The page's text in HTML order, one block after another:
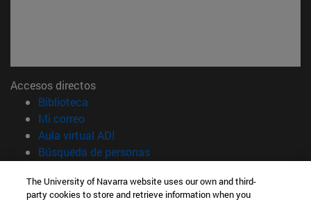
Accesos directos
Biblioteca
Mi correo(abre en nueva ventana)
Aula virtual ADI
Búsqueda de personas(abre en nueva ventana)
Información
The University of Navarra website uses our own and third-
party cookies to store and retrieve information when you